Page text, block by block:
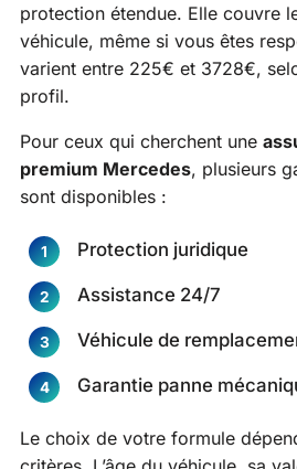
protection étendue. Elle couvre
véhicule, même si vous êtes
varient entre 225€ et 3728€,
profil.
Pour ceux qui cherchent une
premium Mercedes, plusieurs
sont disponibles :
Protection juridique
Assistance 24/7
Véhicule de
Garantie panne
Le choix de votre formule